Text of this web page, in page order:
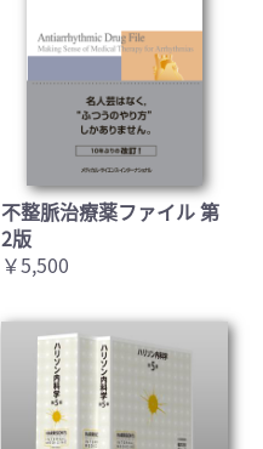
不整脈治療薬ファイル 第
2版
￥5,500